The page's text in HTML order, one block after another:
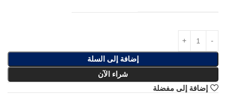
إضافة إلى السلة
شراء الآن
إضافة إلى مفضلة